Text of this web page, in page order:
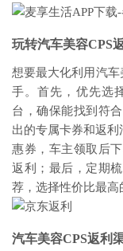
玩转汽车美容CPS
想要最大化利用汽车
手。首先，优先选
台，确保能找到符
出的专属卡券和返
惠券，车主领取后
返利；最后，定期
荐，选择性价比最高
汽车美容CPS返利